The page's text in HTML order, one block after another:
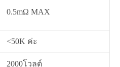
0.5mΩ MAX
<50K ค่ะ
2000โวลต์